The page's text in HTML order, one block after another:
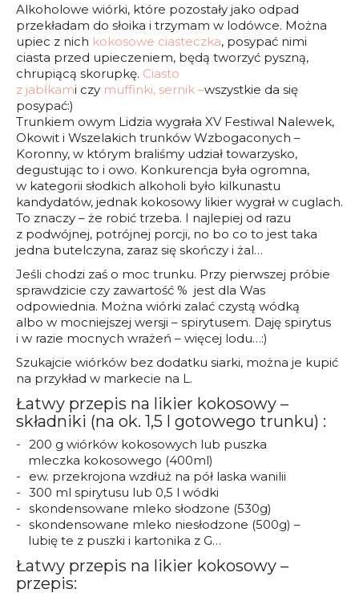
Alkoholowe wiórki, które pozostały jako odpad
przekładam do słoika i trzymam w lodówce. Można
upiec z nich kokosowe ciasteczka, posypać nimi
ciasta przed upieczeniem, będą tworzyć pyszną,
chrupiącą skorupkę. Ciasto
z jabłkami czy muffinki, sernik –wszystkie da się
posypać:)
Trunkiem owym Lidzia wygrała XV Festiwal Nalewek,
Okowit i Wszelakich trunków Wzbogaconych –
Koronny, w którym braliśmy udział towarzysko,
degustując to i owo. Konkurencja była ogromna,
w kategorii słodkich alkoholi było kilkunastu
kandydatów, jednak kokosowy likier wygrał w cuglach.
To znaczy – że robić trzeba. I najlepiej od razu
z podwójnej, potrójnej porcji, no bo co to jest taka
jedna butelczyna, zaraz się skończy i żal…
Jeśli chodzi zaś o moc trunku. Przy pierwszej próbie
sprawdzicie czy zawartość % jest dla Was
odpowiednia. Można wiórki zalać czystą wódką
albo w mocniejszej wersji – spirytusem. Daję spirytus
i w razie mocnych wrażeń – więcej lodu…:)
Szukajcie wiórków bez dodatku siarki, można je kupić
na przykład w markecie na L.
Łatwy przepis na likier kokosowy –
składniki (na ok. 1,5 l gotowego trunku) :
200 g wiórków kokosowych lub puszka
mleczka kokosowego (400ml)
ew. przekrojona wzdłuż na pół laska wanilii
300 ml spirytusu lub 0,5 l wódki
skondensowane mleko słodzone (530g)
skondensowane mleko niesłodzone (500g) –
lubię te z puszki i kartonika z G…
Łatwy przepis na likier kokosowy –
przepis: